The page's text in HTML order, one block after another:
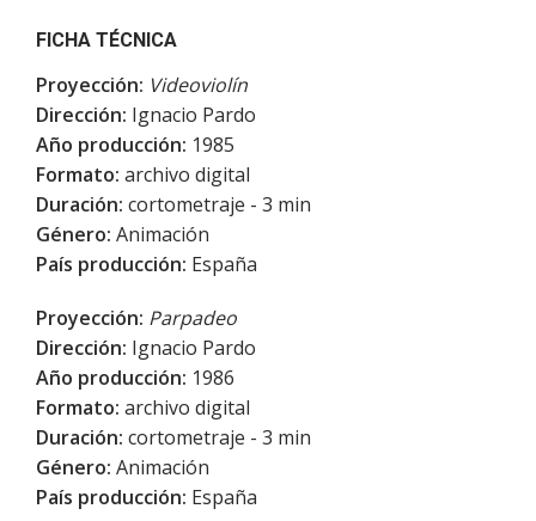
FICHA TÉCNICA
Proyección: Videoviolín
Dirección: Ignacio Pardo
Año producción: 1985
Formato: archivo digital
Duración: cortometraje - 3 min
Género: Animación
País producción: España
Proyección: Parpadeo
Dirección: Ignacio Pardo
Año producción: 1986
Formato: archivo digital
Duración: cortometraje - 3 min
Género: Animación
País producción: España